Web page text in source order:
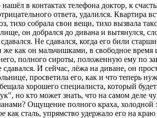
в контактах телефона доктор, к
ответа, удалился. Квартира
собрала свои вещи, тихо вызвала
он добрался до дивана и вытянулся,
Не сдавался, когда его били
же как он мальчишками, в свободное
полного сироты, положенную ему по
И сейчас, лёжа на диване, он
просветила его, как и что теперь
хорошего специалиста, который
кто может знать, что на самом деле
Ощущение полного краха, холодной
как сталь, упрямство удержало его на